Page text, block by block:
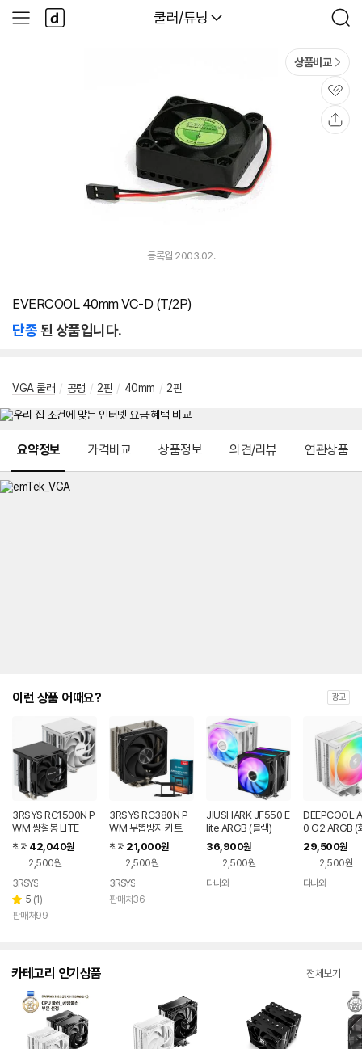
다나와
쿨러/튜닝
검
색
사
이
다
나
와
상품비교
관
심
등록월 2003.02.
EVERCOOL 40mm VC-D (T/2P)
단종된 상품입니다.
VGA 쿨러 / 공랭 / 2핀 / 40mm / 2핀
요약정보 가격비교 상품정보 의견/리뷰 연관상품
이런 상품 어때요? 광고
3RSYS RC1500N P
WM 쌍철봉 LITE
최저 42,040원
2,500원
3RSYS
별
점
5 리
뷰
(1)
판매처99
3RSYS RC380N P
WM 무뽑방지 키트
최저 21,000원
2,500원
3RSYS
판매처36
JIUSHARK JF550 E
lite ARGB (블랙)
36,900원
2,500원
다나와
DEEPCOOL
0 G2 ARGB (
29,500원
2,500원
다나와
카테고리 인기상품 전체보기